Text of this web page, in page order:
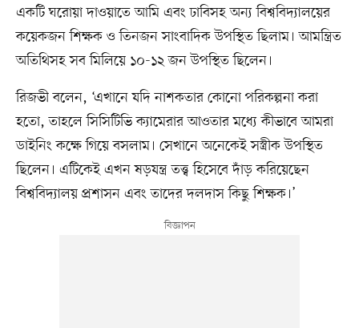
একটি ঘরোয়া দাওয়াতে আমি এবং ঢাবিসহ অন্য বিশ্ববিদ্যালয়ের
কয়েকজন শিক্ষক ও তিনজন সাংবাদিক উপস্থিত ছিলাম। আমন্ত্রিত
অতিথিসহ সব মিলিয়ে ১০-১২ জন উপস্থিত ছিলেন।
রিজভী বলেন, ‘এখানে যদি নাশকতার কোনো পরিকল্পনা করা
হতো, তাহলে সিসিটিভি ক্যামেরার আওতার মধ্যে কীভাবে আমরা
ডাইনিং কক্ষে গিয়ে বসলাম। সেখানে অনেকেই সস্ত্রীক উপস্থিত
ছিলেন। এটিকেই এখন ষড়যন্ত্র তত্ত্ব হিসেবে দাঁড় করিয়েছেন
বিশ্ববিদ্যালয় প্রশাসন এবং তাদের দলদাস কিছু শিক্ষক।’